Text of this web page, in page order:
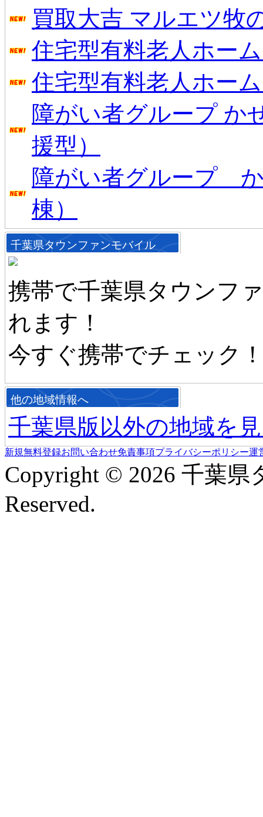
買取大吉 マルエツ牧
住宅型有料老人ホー
住宅型有料老人ホー
障がい者グループ か
援型）
障がい者グループ
棟）
千葉県タウンファンモバイル
携帯で千葉県タウンフ
れます！
今すぐ携帯でチェック
他の地域情報へ
千葉県版以外の地域を
新規無料登録お問い合わせ免責事項プライバシーポリシー運
Copyright © 2026 千葉
Reserved.